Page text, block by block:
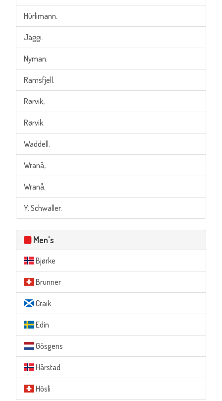
Hürlimann.
Jäggi.
Nyman.
Ramsfjell.
Rørvik,
Rørvik.
Waddell.
Wranå,
Wranå.
Y. Schwaller.
Men's
Bjørke
Brunner
Craik
Edin
Gösgens
Hårstad
Hösli